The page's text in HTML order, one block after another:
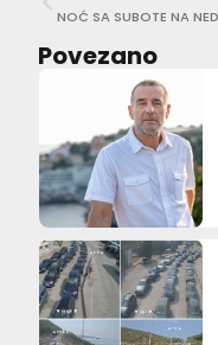
Povezano